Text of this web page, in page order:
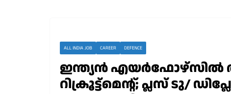
ALL INDIA JOB CAREER DEFENCE
ഇന്ത്യൻ എയർഫോഴ്സിൽ
റിക്രൂട്ട്മെന്റ്; പ്ലസ് ടു/